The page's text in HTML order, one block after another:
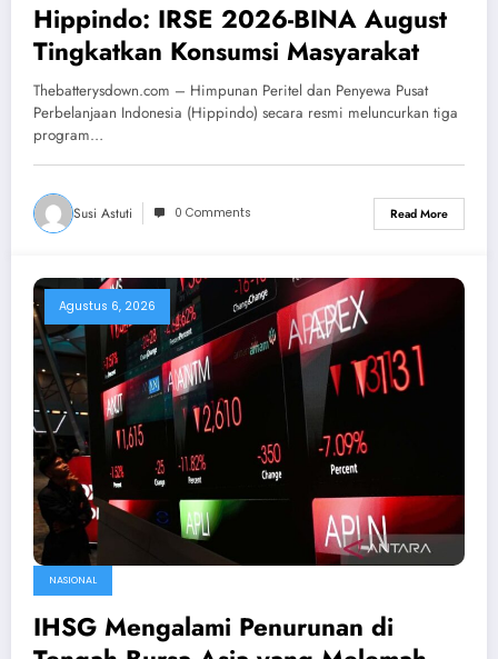
Hippindo: IRSE 2026-BINA August
Tingkatkan Konsumsi Masyarakat
Thebatterysdown.com – Himpunan Peritel dan Penyewa Pusat
Perbelanjaan Indonesia (Hippindo) secara resmi meluncurkan tiga
program…
Susi Astuti 0 Comments Read More
Agustus 6, 2026
NASIONAL
IHSG Mengalami Penurunan di